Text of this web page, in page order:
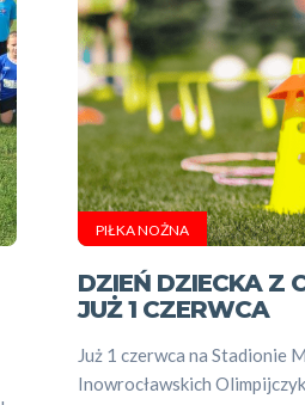
PIŁKA NOŻNA
DZIEŃ DZIECKA Z
JUŻ 1 CZERWCA
Już 1 czerwca na Stadionie
Inowrocławskich